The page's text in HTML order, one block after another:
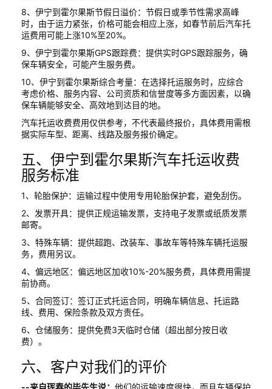
8、伊宁到霍尔果斯节假日溢价：节假日或季节性需求高峰
时，由于运力紧张，价格可能会相应上涨，如春节前后汽车托
运费用可能上涨10%至20%。
9、伊宁到霍尔果斯GPS跟踪费：提供实时GPS跟踪服务，确
保车辆安全，可能产生服务费。
10、伊宁到霍尔果斯综合考量：在选择托运服务时，应综合
考虑价格、服务内容、公司资质和信誉度等多方面因素，以确
保车辆能够安全、高效地到达目的地。
汽车托运收费费用仅供参考，不代表最终报价，具体费用需根
据实际车型、距离、线路及服务报价确定。
五、伊宁到霍尔果斯汽车托运收费
服务标准
1、轮胎保护：运输过程中使用专用轮胎保护套，避免刮伤。
2、发票开具：提供正规运输发票，支持电子发票或纸质发票
邮寄。
3、特殊车辆：提供超跑、改装车、事故车等特殊车辆托运服
务，费用另议。
4、偏远地区：偏远地区加收10%-20%服务费，具体费用需提
前协商。
5、合同签订：签订正式托运合同，明确车辆信息、托运路
线、费用、保险条款及双方责任。
6、仓储服务：提供免费3天临时仓储（超出部分按日收
费）。
六、客户对我们的评价
--来自珲春的毕先生说： 他们的运输速度很快，而且车辆保护